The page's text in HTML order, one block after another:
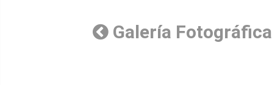
Galería Fotográfica